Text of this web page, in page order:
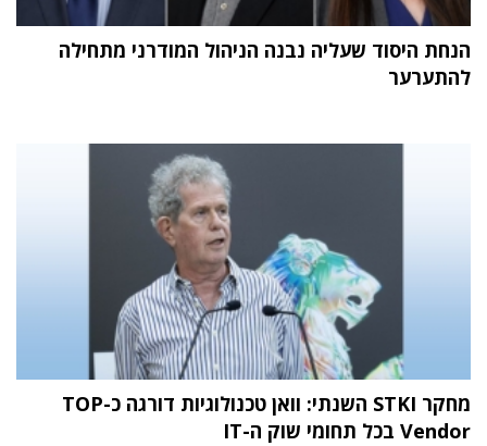
הנחת היסוד שעליה נבנה הניהול המודרני מתחילה
להתערער
מחקר STKI השנתי: וואן טכנולוגיות דורגה כ-TOP
Vendor בכל תחומי שוק ה-IT